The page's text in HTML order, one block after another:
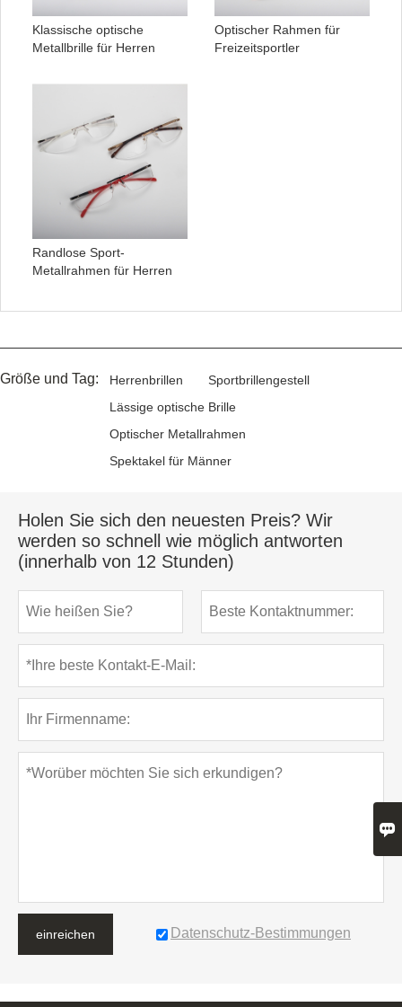
Klassische optische
Metallbrille für Herren
Optischer Rahmen für
Freizeitsportler
Randlose Sport-
Metallrahmen für Herren
Größe und Tag: Herrenbrillen
Sportbrillengestell
Lässige optische Brille
Optischer Metallrahmen
Spektakel für Männer
Holen Sie sich den neuesten Preis? Wir
werden so schnell wie möglich antworten
(innerhalb von 12 Stunden)
einreichen Datenschutz-Bestimmungen
